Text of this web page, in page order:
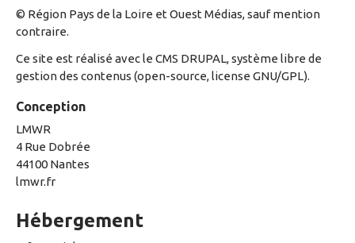
© Région Pays de la Loire et Ouest Médias, sauf mention
contraire.
Ce site est réalisé avec le CMS DRUPAL, système libre de
gestion des contenus (open-source, license GNU/GPL).
Conception
LMWR
4 Rue Dobrée
44100 Nantes
lmwr.fr
Hébergement